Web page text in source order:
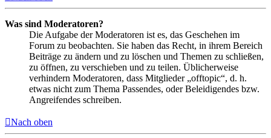
Was sind Moderatoren?
Die Aufgabe der Moderatoren ist es, das Geschehen im
Forum zu beobachten. Sie haben das Recht, in ihrem Bereich
Beiträge zu ändern und zu löschen und Themen zu schließen,
zu öffnen, zu verschieben und zu teilen. Üblicherweise
verhindern Moderatoren, dass Mitglieder „offtopic“, d. h.
etwas nicht zum Thema Passendes, oder Beleidigendes bzw.
Angreifendes schreiben.
Nach oben